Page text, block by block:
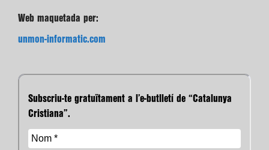
Web maquetada per:
unmon-informatic.com
Subscriu-te gratuïtament a l’e-butlletí de “Catalunya
Cristiana”.